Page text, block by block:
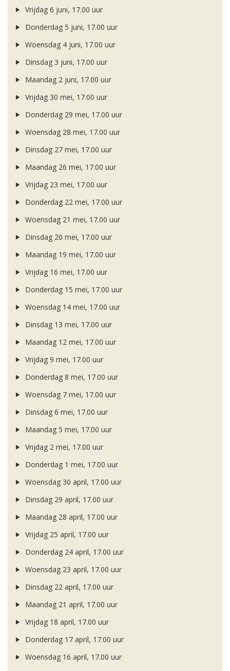
Vrijdag 6 juni, 17.00 uur
Donderdag 5 juni, 17.00 uur
Woensdag 4 juni, 17.00 uur
Dinsdag 3 juni, 17.00 uur
Maandag 2 juni, 17.00 uur
Vrijdag 30 mei, 17.00 uur
Donderdag 29 mei, 17.00 uur
Woensdag 28 mei, 17.00 uur
Dinsdag 27 mei, 17.00 uur
Maandag 26 mei, 17.00 uur
Vrijdag 23 mei, 17.00 uur
Donderdag 22 mei, 17.00 uur
Woensdag 21 mei, 17.00 uur
Dinsdag 20 mei, 17.00 uur
Maandag 19 mei, 17.00 uur
Vrijdag 16 mei, 17.00 uur
Donderdag 15 mei, 17.00 uur
Woensdag 14 mei, 17.00 uur
Dinsdag 13 mei, 17.00 uur
Maandag 12 mei, 17.00 uur
Vrijdag 9 mei, 17.00 uur
Donderdag 8 mei, 17.00 uur
Woensdag 7 mei, 17.00 uur
Dinsdag 6 mei, 17.00 uur
Maandag 5 mei, 17.00 uur
Vrijdag 2 mei, 17.00 uur
Donderdag 1 mei, 17.00 uur
Woensdag 30 april, 17.00 uur
Dinsdag 29 april, 17.00 uur
Maandag 28 april, 17.00 uur
Vrijdag 25 april, 17.00 uur
Donderdag 24 april, 17.00 uur
Woensdag 23 april, 17.00 uur
Dinsdag 22 april, 17.00 uur
Maandag 21 april, 17.00 uur
Vrijdag 18 april, 17.00 uur
Donderdag 17 april, 17.00 uur
Woensdag 16 april, 17.00 uur